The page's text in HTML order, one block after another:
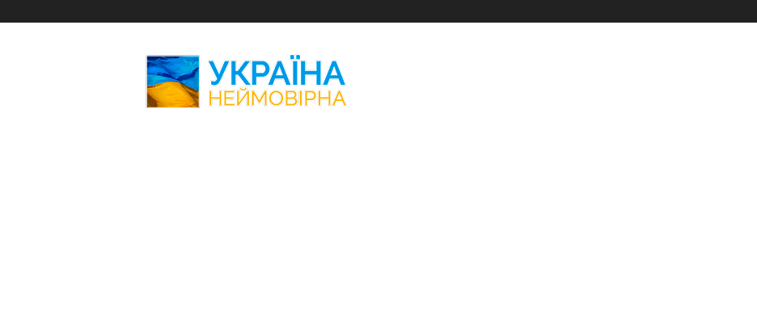
Неймовірна